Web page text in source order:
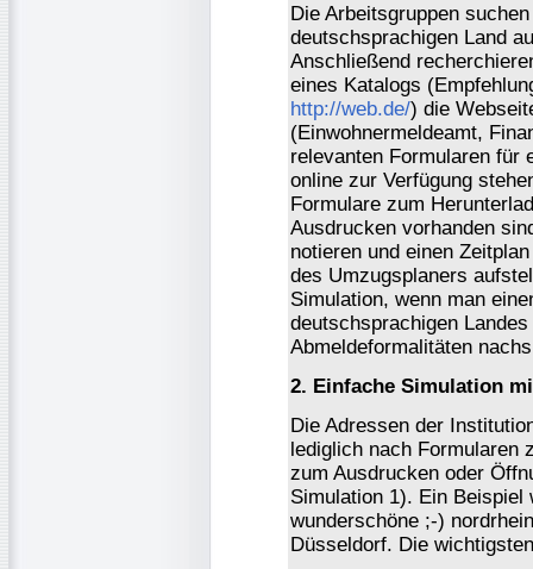
Die Arbeitsgruppen
deutschsprachigen Land
Anschließend
eines Katalogs
http://web.de/) die
(Einwohnermeldeamt,
relevanten Formularen für
online zur Verfügung
Formulare zum
Ausdrucken vorhanden
notieren und einen
des Umzugsplaners
Simulation, wenn man
deutschsprachigen
Abmeldeformalitäten
2. Einfache Simulation
Die Adressen der
lediglich nach Formularen
zum Ausdrucken oder
Simulation 1). Ein Beispiel
wunderschöne ;-)
Düsseldorf. Die